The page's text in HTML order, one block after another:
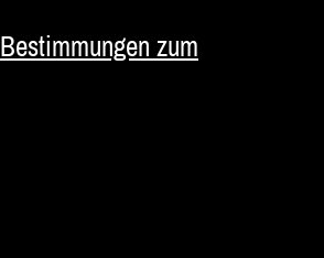
Bestimmungen zum